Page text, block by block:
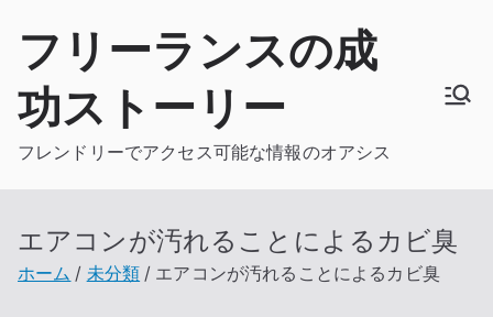
フリーランスの成
功ストーリー
フレンドリーでアクセス可能な情報のオアシス
エアコンが汚れることによるカビ臭
ホーム 未分類 エアコンが汚れることによるカビ臭